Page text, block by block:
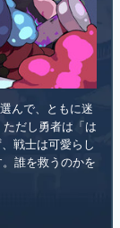
んで、ともに迷
だし勇者は「は
戦士は可愛らし
誰を救うのかを